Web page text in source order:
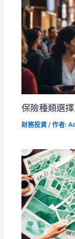
保險種類選
財務投資 / 作者: